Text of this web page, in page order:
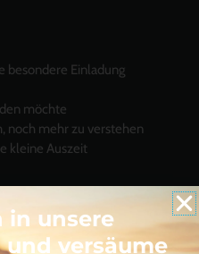
besondere Einladung
möchte
noch mehr zu verstehen
kleine Auszeit
in unsere
versäume